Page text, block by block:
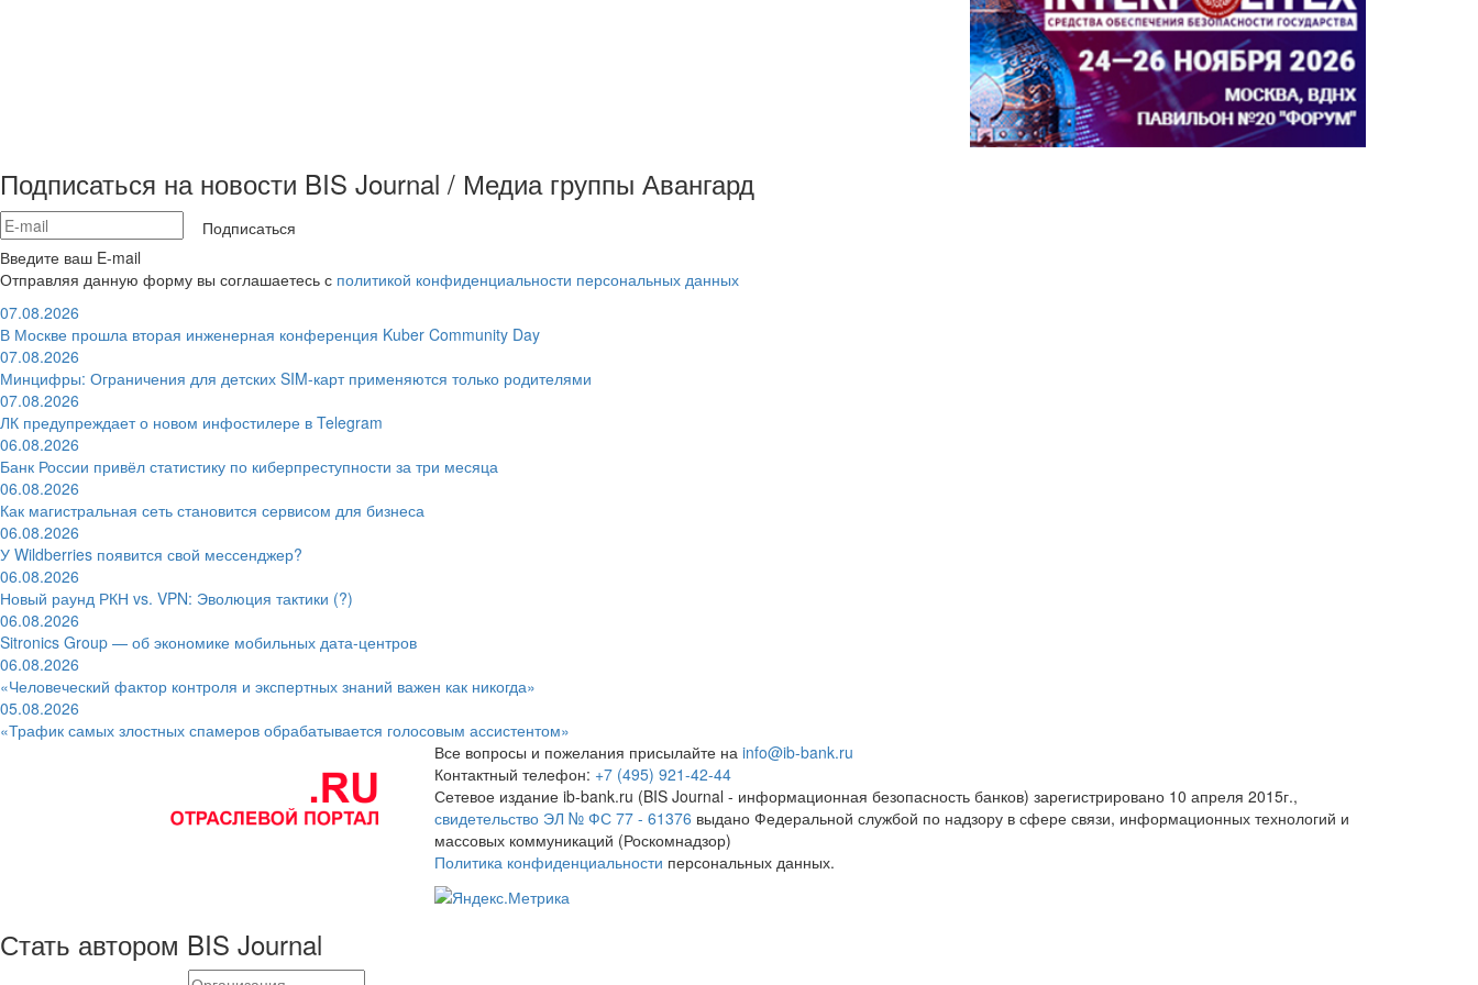
Подписаться на новости BIS Journal / Медиа группы Авангард
Подписаться
Введите ваш E-mail
Отправляя данную форму вы соглашаетесь с политикой конфиденциальности персональных данных
07.08.2026
В Москве прошла вторая инженерная конференция Kuber Community Day
07.08.2026
Минцифры: Ограничения для детских SIM-карт применяются только родителями
07.08.2026
ЛК предупреждает о новом инфостилере в Telegram
06.08.2026
Банк России привёл статистику по киберпреступности за три месяца
06.08.2026
Как магистральная сеть становится сервисом для бизнеса
06.08.2026
У Wildberries появится свой мессенджер?
06.08.2026
Новый раунд РКН vs. VPN: Эволюция тактики (?)
06.08.2026
Sitronics Group — об экономике мобильных дата-центров
06.08.2026
«Человеческий фактор контроля и экспертных знаний важен как никогда»
05.08.2026
«Трафик самых злостных спамеров обрабатывается голосовым ассистентом»
Все вопросы и пожелания присылайте на info@ib-bank.ru
Контактный телефон: +7 (495) 921-42-44
Сетевое издание ib-bank.ru (BIS Journal - информационная безопасность банков) зарегистрировано 10 апреля 2015г.,
свидетельство ЭЛ № ФС 77 - 61376 выдано Федеральной службой по надзору в сфере связи, информационных технологий и
массовых коммуникаций (Роскомнадзор)
Политика конфиденциальности персональных данных.
Стать автором BIS Journal